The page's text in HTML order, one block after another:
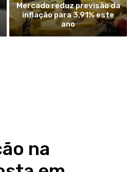
Mercado reduz previsão da
inflação para 3,91% este
ano